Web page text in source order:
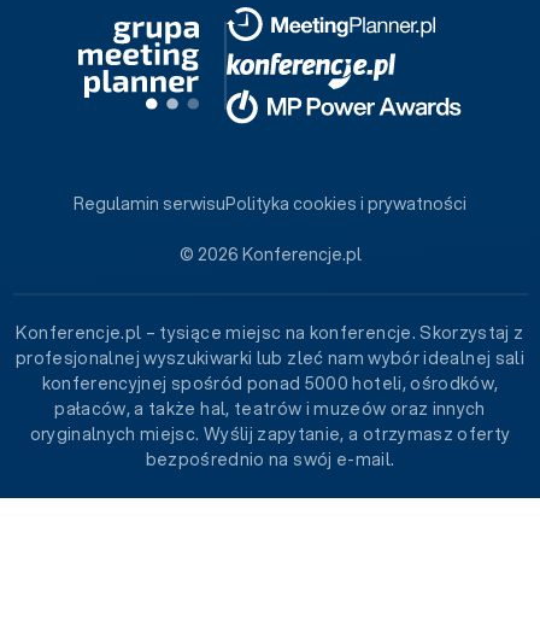
© 2026 Konferencje.pl
Regulamin serwisuPolityka cookies i prywatności
Konferencje.pl – tysiące miejsc na konferencje. Skorzystaj z
profesjonalnej wyszukiwarki lub zleć nam wybór idealnej sali
konferencyjnej spośród ponad 5000 hoteli, ośrodków,
pałaców, a także hal, teatrów i muzeów oraz innych
oryginalnych miejsc. Wyślij zapytanie, a otrzymasz oferty
bezpośrednio na swój e-mail.